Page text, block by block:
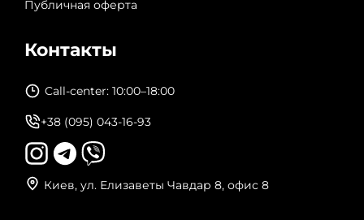
Публичная оферта
Контакты
Call-center: 10:00–18:00
+38 (095) 043-16-93
Киев, ул. Елизаветы Чавдар 8, офис 8